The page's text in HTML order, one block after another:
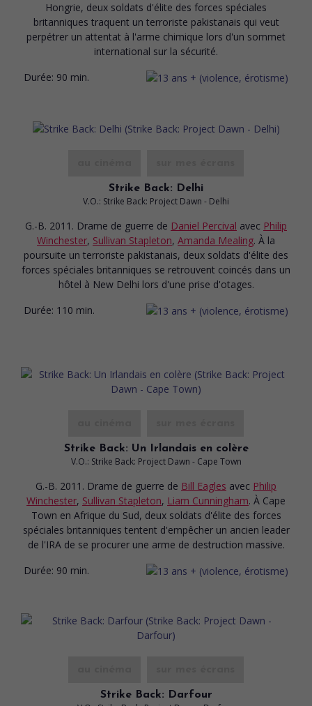
Hongrie, deux soldats d'élite des forces spéciales
britanniques traquent un terroriste pakistanais qui veut
perpétrer un attentat à l'arme chimique lors d'un sommet
international sur la sécurité.
Durée: 90 min.
Strike Back: Delhi
V.O.: Strike Back: Project Dawn - Delhi
G.-B. 2011. Drame de guerre de Daniel Percival avec Philip
Winchester, Sullivan Stapleton, Amanda Mealing. À la
poursuite un terroriste pakistanais, deux soldats d'élite des
forces spéciales britanniques se retrouvent coincés dans un
hôtel à New Delhi lors d'une prise d'otages.
Durée: 110 min.
Strike Back: Un Irlandais en colère
V.O.: Strike Back: Project Dawn - Cape Town
G.-B. 2011. Drame de guerre de Bill Eagles avec Philip
Winchester, Sullivan Stapleton, Liam Cunningham. À Cape
Town en Afrique du Sud, deux soldats d'élite des forces
spéciales britanniques tentent d'empêcher un ancien leader
de l'IRA de se procurer une arme de destruction massive.
Durée: 90 min.
Strike Back: Darfour